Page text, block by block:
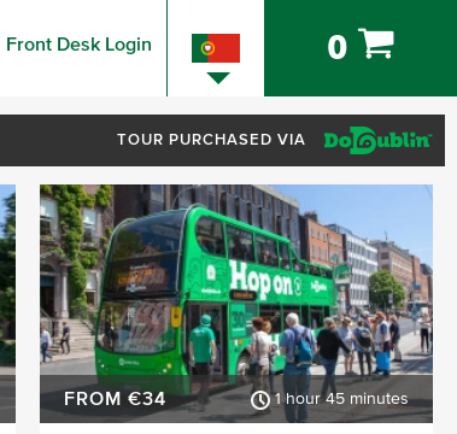
Front Desk Login 0
TOUR PURCHASED VIA
FROM €34 1 hour 45 minutes